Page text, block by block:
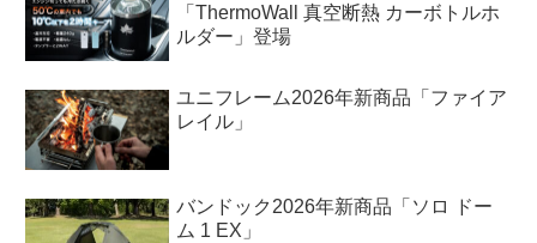
「ThermoWall 真空断熱 カーボトルホ
ルダー」登場
ユニフレーム2026年新商品「ファイア
レイル」
バンドック2026年新商品「ソロ ドー
ム 1 EX」